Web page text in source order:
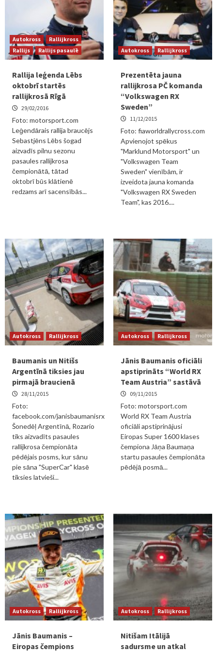
Autokross
Rallijkross
Rallijs
Rallijs pasaulē
Rallija leģenda Lēbs
oktobrī startēs
rallijkrosā Rīgā
29/02/2016
Foto: motorsport.com
Leģendārais rallija braucējs
Sebastjēns Lēbs šogad
aizvadīs pilnu sezonu
pasaules rallijkrosa
čempionātā, tātad
oktobrī būs klātienē
redzams arī sacensībās...
Autokross Rallijkross
Prezentēta jauna
rallijkrosa PČ komanda
“Volkswagen RX
Sweden”
11/12/2015
Foto: fiaworldrallycross.com
Apvienojot spēkus
"Marklund Motorsport" un
"Volkswagen Team
Sweden" vienībām, ir
izveidota jauna komanda
"Volkswagen RX Sweden
Team", kas 2016....
Autokross Rallijkross
Baumanis un Nitišs
Argentīnā tiksies jau
pirmajā braucienā
28/11/2015
Foto:
facebook.com/janisbaumanisrx
Šonedēļ Argentīnā, Rozario
tiks aizvadīts pasaules
rallijkrosa čempionāta
pēdējais posms, kur sānu
pie sāna "SuperCar" klasē
tiksies latvieši...
Autokross Rallijkross
Jānis Baumanis oficiāli
apstiprināts “World RX
Team Austria” sastāvā
09/11/2015
Foto: motorsport.com
World RX Team Austria
oficiāli apstiprinājusi
Eiropas Super 1600 klases
čempiona Jāņa Baumaņa
startu pasaules čempionāta
pēdējā posmā...
Autokross Rallijkross
Jānis Baumanis –
Eiropas čempions
Autokross Rallijkross
Nitišam Itālijā
sadursme un atkal